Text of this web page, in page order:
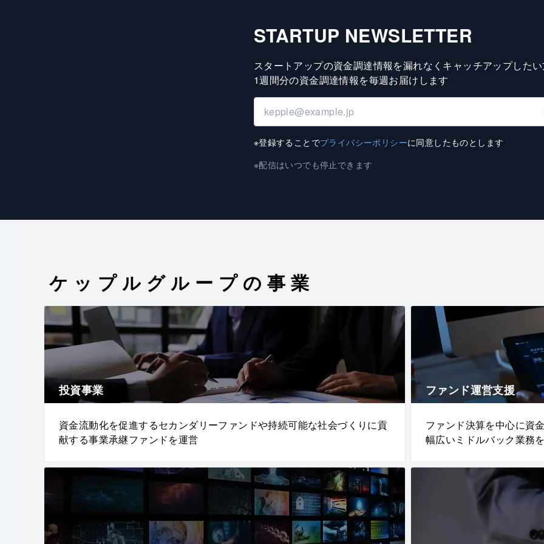
STARTUP NEWSLETTER
スタートアップの資金調達情報を漏れなくキャッチアップした
1週間分の資金調達情報を毎週お届けします
※登録することでプライバシーポリシーに同意したものとします
※配信はいつでも停止できます
ケップルグループの事業
投資事業
資金流動化を促進するセカンダリーファンドや持続可能な社会づくりに貢
献する事業承継ファンドを運営
ファンド運営支援
ファンド決算を中心に資
幅広いミドルバック業務